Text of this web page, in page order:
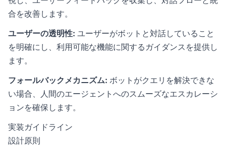
合を改善します。
ユーザーの透明性: ユーザーがボットと対話していること
を明確にし、利用可能な機能に関するガイダンスを提供し
ます。
フォールバックメカニズム: ボットがクエリを解決できな
い場合、人間のエージェントへのスムーズなエスカレーシ
ョンを確保します。
実装ガイドライン
設計原則